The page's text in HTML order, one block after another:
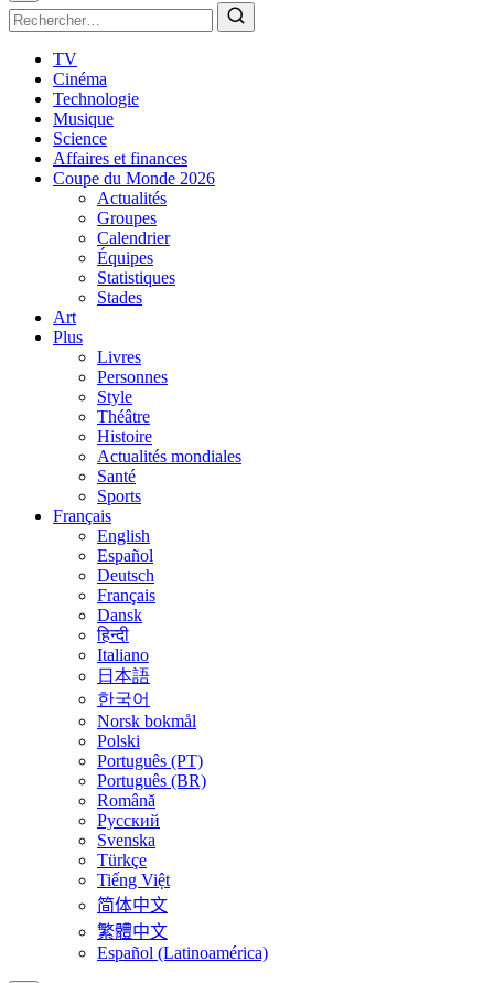
TV
Cinéma
Technologie
Musique
Science
Affaires et finances
Coupe du Monde 2026
Actualités
Groupes
Calendrier
Équipes
Statistiques
Stades
Art
Plus
Livres
Personnes
Style
Théâtre
Histoire
Actualités mondiales
Santé
Sports
Français
English
Español
Deutsch
Français
Dansk
हिन्दी
Italiano
日本語
한국어
Norsk bokmål
Polski
Português (PT)
Português (BR)
Română
Русский
Svenska
Türkçe
Tiếng Việt
简体中文
繁體中文
Español (Latinoamérica)